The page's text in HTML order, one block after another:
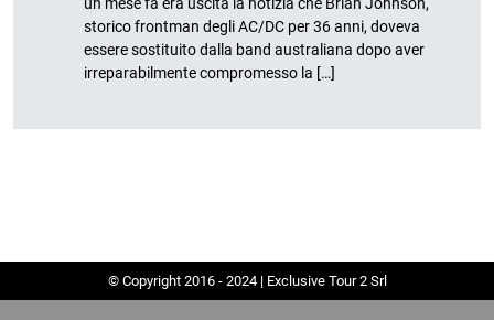
storico frontman degli AC/DC per 36 anni, doveva
essere sostituito dalla band australiana dopo aver
irreparabilmente compromesso la […]
© Copyright 2016 - 2024 | Exclusive Tour 2 Srl